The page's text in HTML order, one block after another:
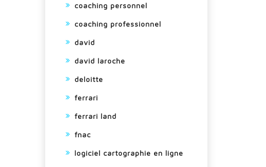
coaching personnel
coaching professionnel
david
david laroche
deloitte
ferrari
ferrari land
fnac
logiciel cartographie en ligne